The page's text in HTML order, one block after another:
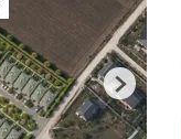
Next